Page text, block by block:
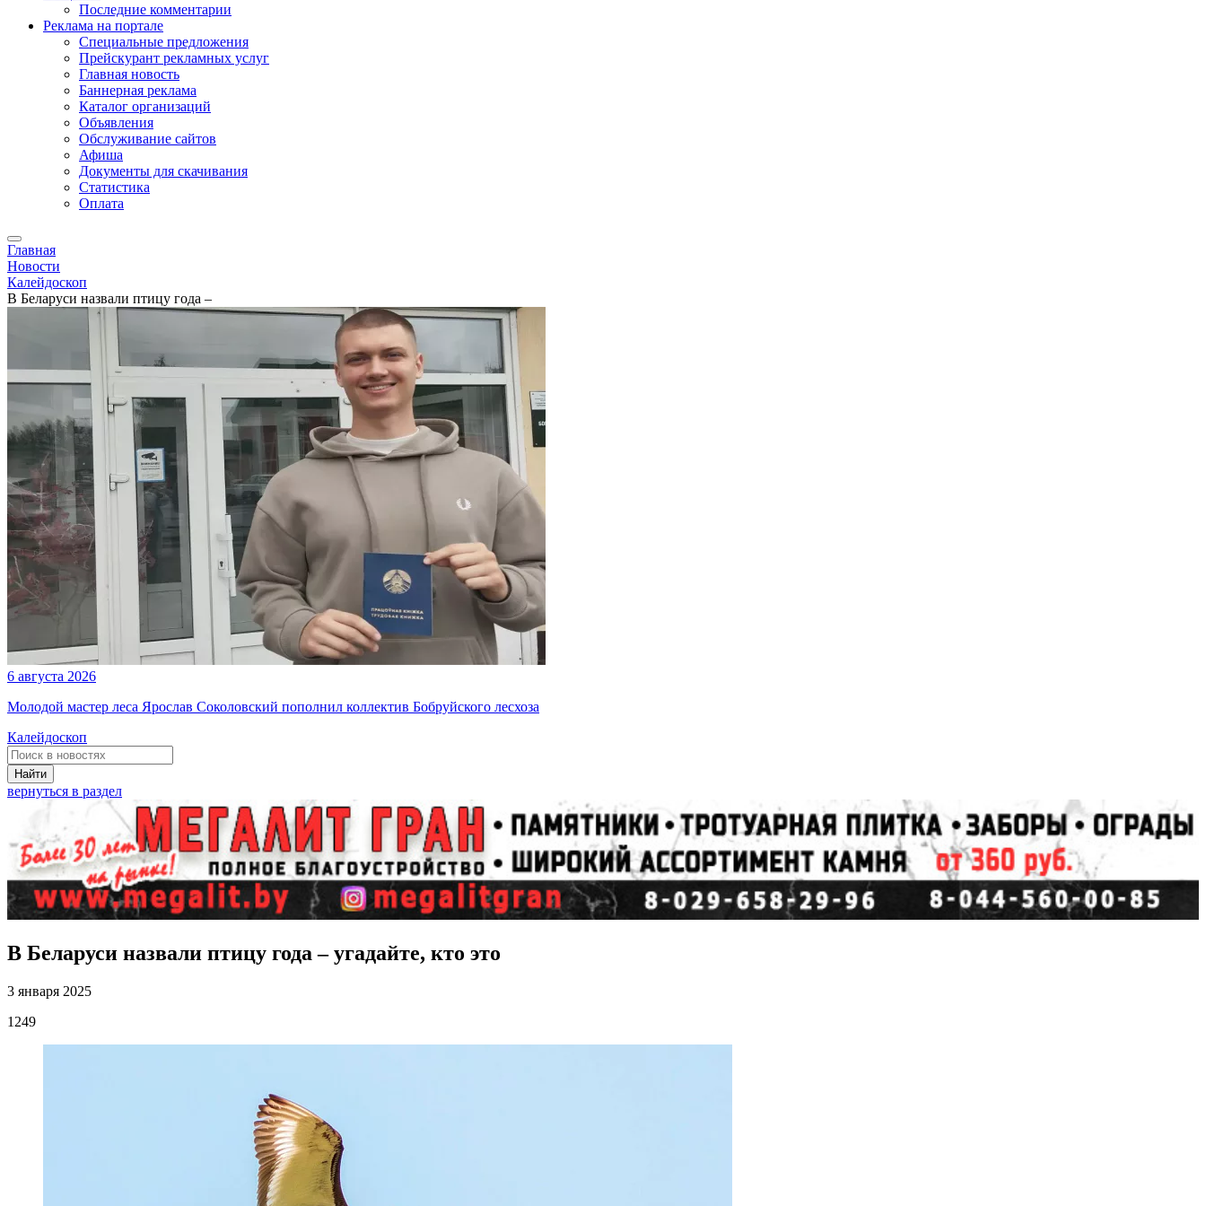
Последние комментарии
Реклама на портале
Специальные предложения
Прейскурант рекламных услуг
Главная новость
Баннерная реклама
Каталог организаций
Объявления
Обслуживание сайтов
Афиша
Документы для скачивания
Статистика
Оплата
Главная
Новости
Калейдоскоп
В Беларуси назвали птицу года –
6 августа 2026
Молодой мастер леса Ярослав Соколовский пополнил коллектив Бобруйского лесхоза
Калейдоскоп
Найти
вернуться в раздел
В Беларуси назвали птицу года – угадайте, кто это
3 января 2025
1249